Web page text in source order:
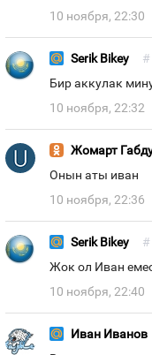
10 ноября, 22:30
Serik Bikey #
Бир аккулак
10 ноября, 22:32
Жомарт
Онын аты иван
10 ноября, 22:36
Serik Bikey #
Жок ол Иван
10 ноября, 22:40
Иван Иванов